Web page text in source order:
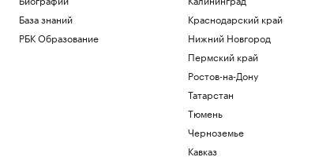
сократить расходы
Общество
База знаний
РБК Образование
Краснодарский край
Нижний Новгород
Пермский край
Ростов-на-Дону
Татарстан
Тюмень
Черноземье
Кавказ